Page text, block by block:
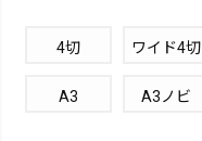
4切 ワイド4切
A3 A3ノビ